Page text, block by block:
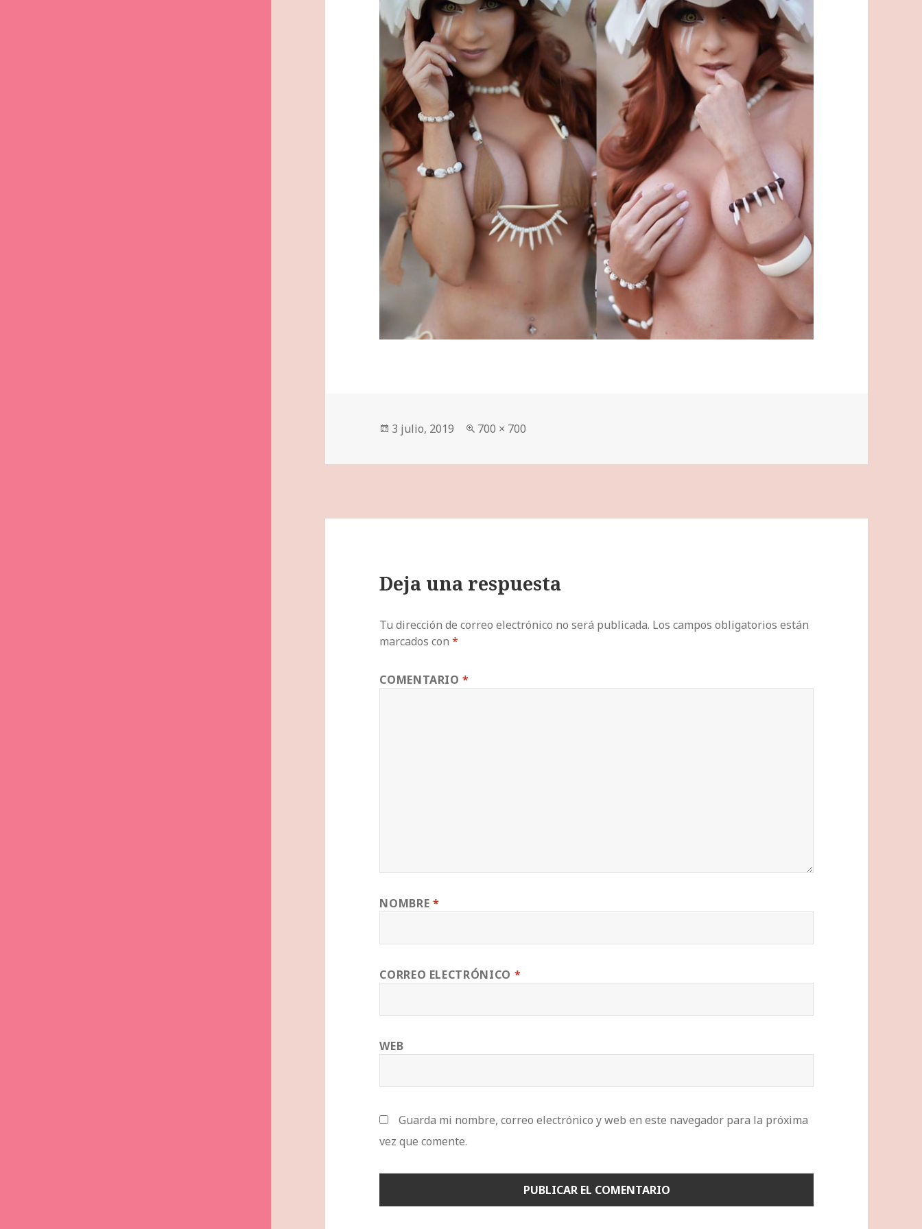
Publicado
3 julio, 2019
Tamaño
700 × 700
Deja una respuesta
Tu dirección de correo electrónico no será publicada. Los campos obligatorios están
marcados con*
COMENTARIO*
NOMBRE *
CORREO ELECTRÓNICO *
WEB
Guarda mi nombre, correo electrónico y web en este navegador para la próxima
vez que comente.